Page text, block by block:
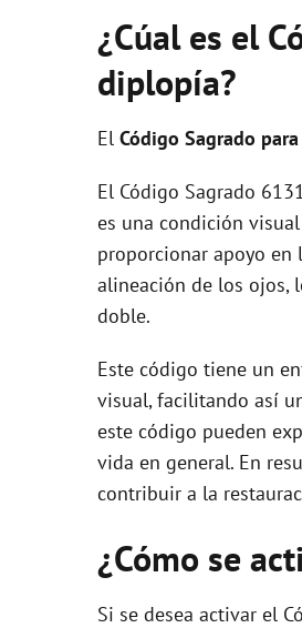
¿Cúal es el
diplopía?
El Código Sagrado
El Código Sagrado
es una condición
proporcionar apoyo en
alineación de los ojos,
doble.
Este código tiene un
visual, facilitando así
este código pueden
vida en general. En
contribuir a la
¿Cómo se
Si se desea activar el